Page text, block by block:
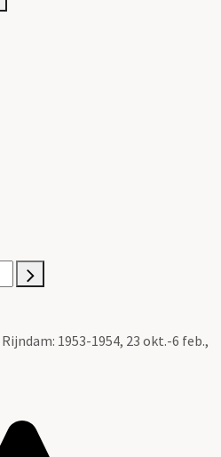
1953-1954, 23 okt.-6 feb.,